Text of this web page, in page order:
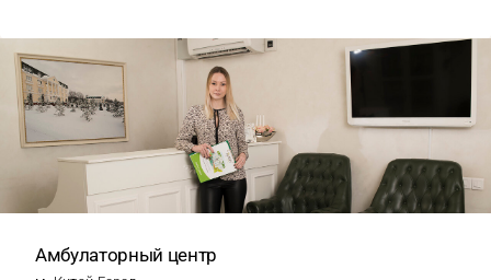
Амбулаторный центр